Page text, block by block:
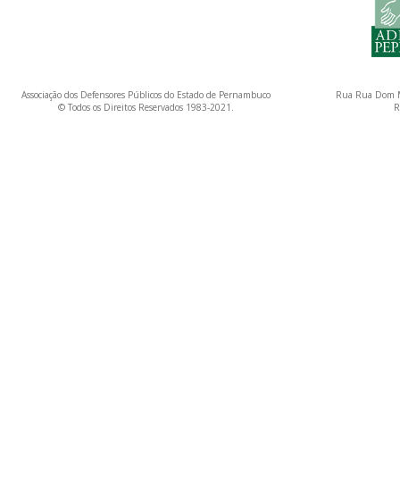
Associação dos Defensores Públicos do Estado de Pernambuco
© Todos os Direitos Reservados 1983-2021.
Rua Rua Dom